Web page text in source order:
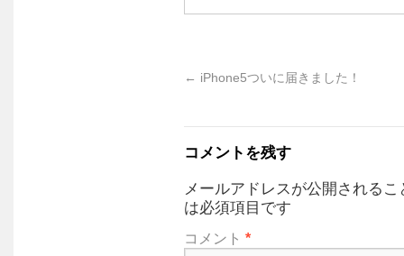
← iPhone5ついに届きました！
コメントを残す
メールアドレスが公開される
は必須項目です
コメント *